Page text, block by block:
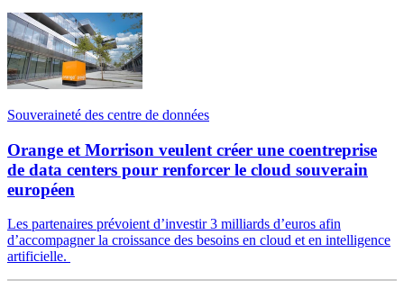
Souveraineté des centre de données
Orange et Morrison veulent créer une coentreprise
de data centers pour renforcer le cloud souverain
européen
Les partenaires prévoient d’investir 3 milliards d’euros afin
d’accompagner la croissance des besoins en cloud et en intelligence
artificielle.